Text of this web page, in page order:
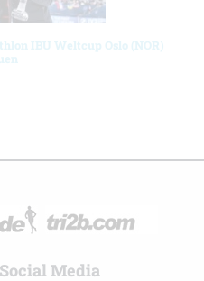
IBU Weltcup Oslo (NOR)
Media